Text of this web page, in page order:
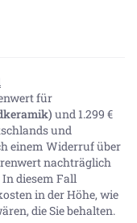
für
und 1.299 €
und
einem Widerruf über
nachträglich
In diesem Fall
in der Höhe, wie
die Sie behalten.